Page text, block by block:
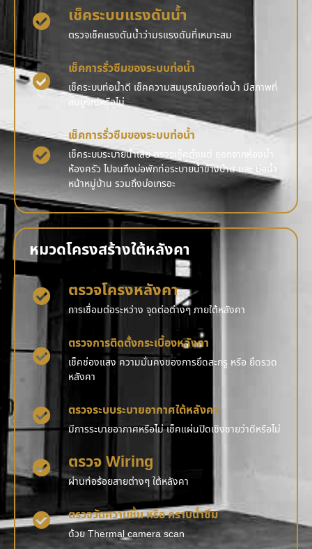
เช็คระบบแรงดันน้ำ
ตรวจเช็คแรงดันน้ำว่ามรแรงดันที่เหมาะสม
เช็คการรั่วซึมของระบบท่อน้ำ
เช็คระบบท่อน้ำดี เช็คความสมบูรณ์ของท่อน้ำ มีสภาพที่
สมบูรณ์หรือไม่
เช็คการรั่วซึมของระบบท่อน้ำ
เช็คระบบระบายน้ำเสีย ตรวจเช็คตั้งแต่ ออกจากห้องน้ำ
ห้องครัว ไปจนถึงบ่อพักท่อระบายน้ำข้างบ้าน และ บ่อน้ำ
หน้าหมู่บ้าน รวมถึงบ่อเกรอะ
หมวดโครงสร้างใต้หลังคา
ตรวจโครงหลังคา
การเชื่อมต่อระหว่าง จุดต่อต่างๆ ภายใต้หลังคา
ตรวจการติดตั้งกระเบื้องหลังคา
เช็คช่องแสง ความมั่นคงของการยึดสะกรู หรือ ยึดรวด
หลังคา
ตรวจระบบระบายอากาศใต้หลังคา
มีการระบายอากาศหรือไม่ เช็คแผ่นปิดเชิงชายว่าดีหรือไม่
ตรวจ Wiring
ผ่านท่อร้อยสายต่างๆ ใต้หลังคา
ตรวจวัดความชื้น หรือ คราบน้ำซึม
ด้วย Thermal camera scan